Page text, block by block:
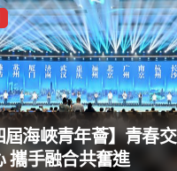
屆海峽青年薈】青春交
攜手融合共奮進